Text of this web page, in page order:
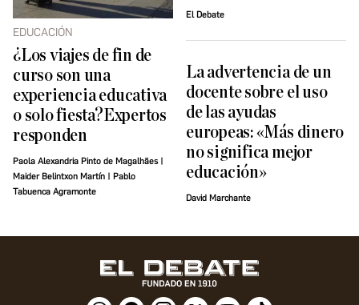
EDUCACIÓN
¿Los viajes de fin de
curso son una
experiencia educativa
o solo fiesta?Expertos
responden
Paola Alexandria Pinto de Magalhães |
Maider Belintxon Martín | Pablo
Tabuenca Agramonte
El Debate
La advertencia de un
docente sobre el uso
de las ayudas
europeas: «Más dinero
no significa mejor
educación»
David Marchante